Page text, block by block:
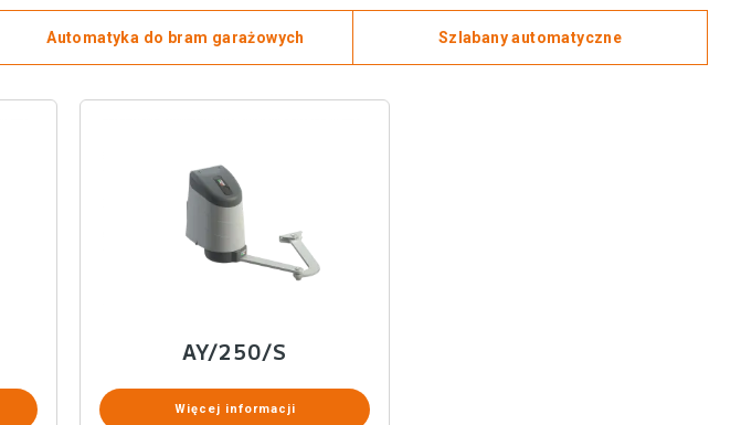
Automatyka do bram garażowych Szlabany automatyczne
AY/250/S
Więcej informacji